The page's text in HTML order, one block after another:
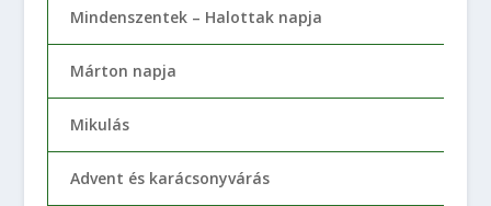
Mindenszentek – Halottak napja
Márton napja
Mikulás
Advent és karácsonyvárás